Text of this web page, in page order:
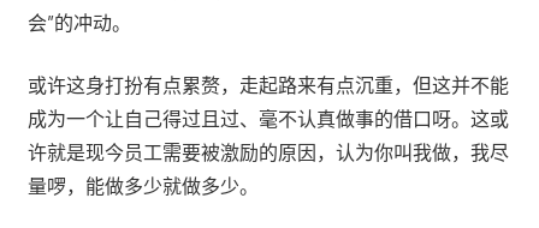
会”的冲动。
或许这身打扮有点累赘，走起路来有点沉重，但这并不能
成为一个让自己得过且过、毫不认真做事的借口呀。这或
许就是现今员工需要被激励的原因，认为你叫我做，我尽
量啰，能做多少就做多少。